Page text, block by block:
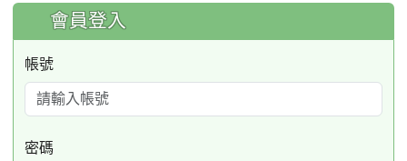
:::
會員登入
帳號
密碼